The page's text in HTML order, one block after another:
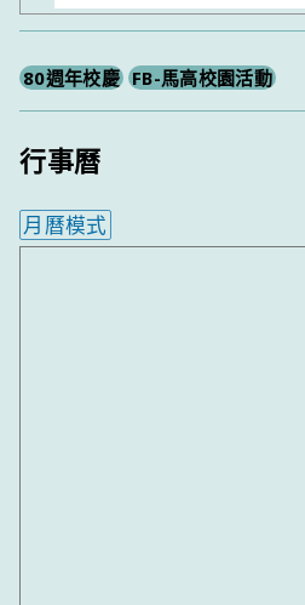
尋
80週年校慶 FB-馬高校園活動
行事曆
月曆模式